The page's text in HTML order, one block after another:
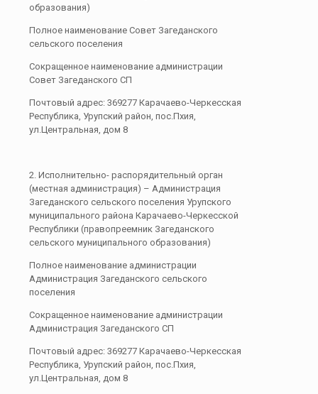
образования)
Полное наименование Совет Загеданского
сельского поселения
Сокращенное наименование администрации
Совет Загеданского СП
Почтовый адрес: 369277 Карачаево-Черкесская
Республика, Урупский район, пос.Пхия,
ул.Центральная, дом 8
2. Исполнительно- распорядительный орган
(местная администрация) – Администрация
Загеданского сельского поселения Урупского
муниципального района Карачаево-Черкесской
Республики (правопреемник Загеданского
сельского муниципального образования)
Полное наименование администрации
Администрация Загеданского сельского
поселения
Сокращенное наименование администрации
Администрация Загеданского СП
Почтовый адрес: 369277 Карачаево-Черкесская
Республика, Урупский район, пос.Пхия,
ул.Центральная, дом 8